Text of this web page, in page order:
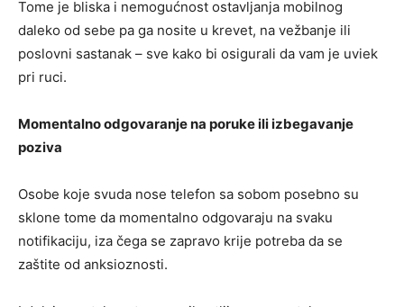
Tome je bliska i nemogućnost ostavljanja mobilnog
daleko od sebe pa ga nosite u krevet, na vežbanje ili
poslovni sastanak – sve kako bi osigurali da vam je uviek
pri ruci.
Momentalno odgovaranje na poruke ili izbegavanje
poziva
Osobe koje svuda nose telefon sa sobom posebno su
sklone tome da momentalno odgovaraju na svaku
notifikaciju, iza čega se zapravo krije potreba da se
zaštite od anksioznosti.